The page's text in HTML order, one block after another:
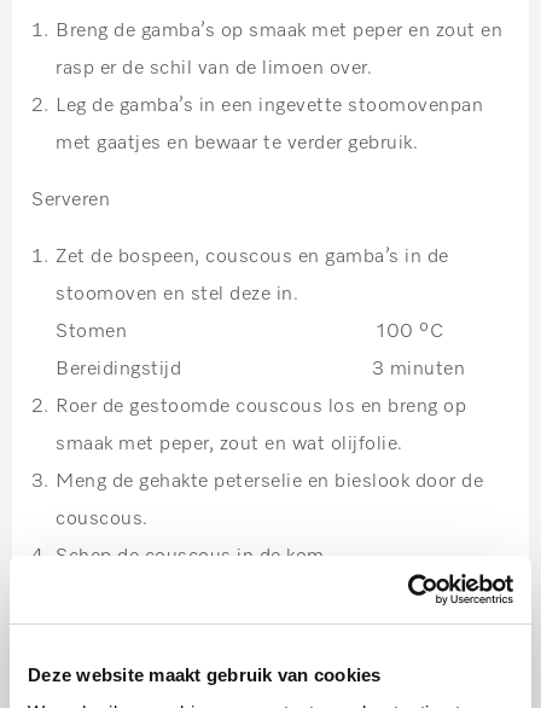
Deze website maakt gebruik van cookies
Breng de gamba’s op smaak met peper en zout en
rasp er de schil van de limoen over.
Leg de gamba’s in een ingevette stoomovenpan
met gaatjes en bewaar te verder gebruik.
Serveren
Zet de bospeen, couscous en gamba’s in de
stoomoven en stel deze in.
Stomen 100 ⁰C
Bereidingstijd 3 minuten
Roer de gestoomde couscous los en breng op
smaak met peper, zout en wat olijfolie.
Meng de gehakte peterselie en bieslook door de
couscous.
Schep de couscous in de kom.
Leg de gestoomde gamba erop en steek de
dille topjes.